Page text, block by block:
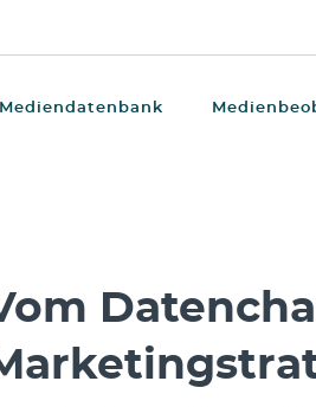
Mediendatenbank